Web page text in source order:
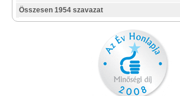
Összesen 1954 szavazat